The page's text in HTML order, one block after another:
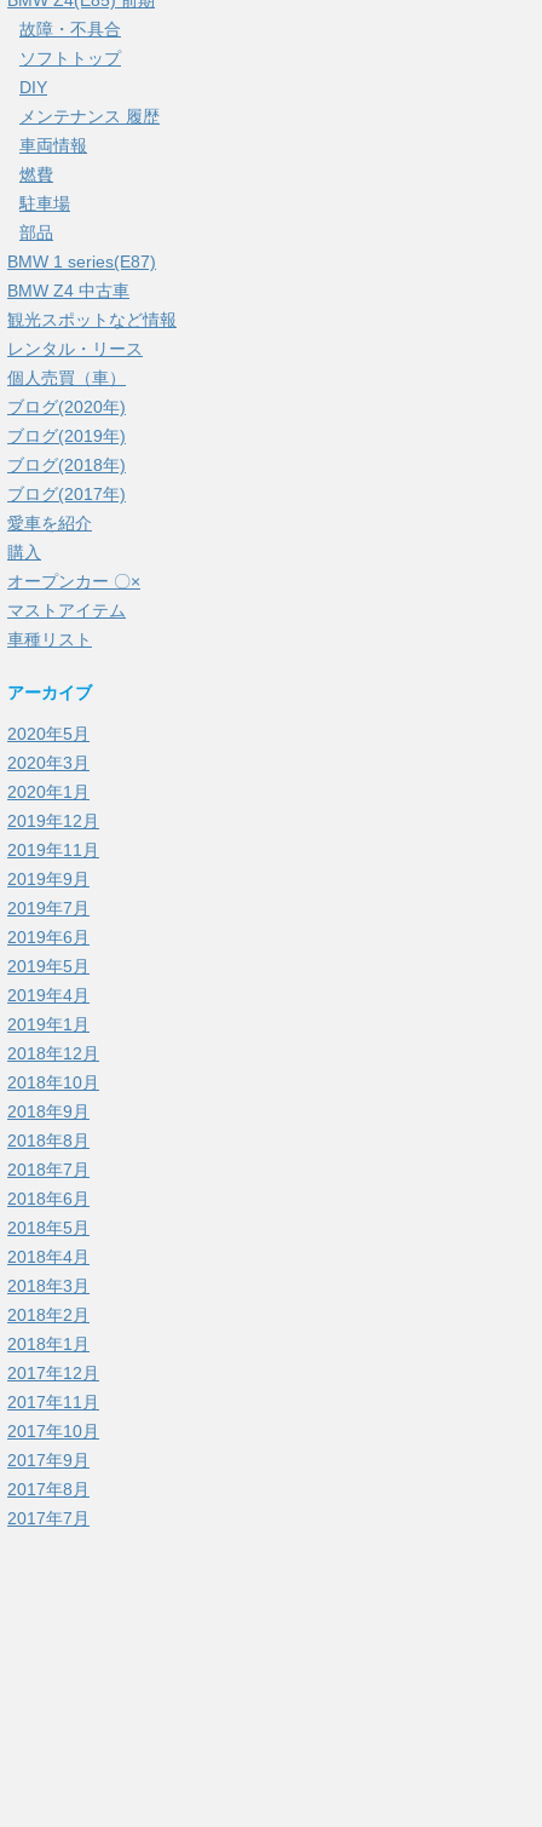
故障・不具合
ソフトトップ
DIY
メンテナンス 履歴
車両情報
燃費
駐車場
部品
BMW 1 series(E87)
BMW Z4 中古車
観光スポットなど情報
レンタル・リース
個人売買（車）
ブログ(2020年)
ブログ(2019年)
ブログ(2018年)
ブログ(2017年)
愛車を紹介
購入
オープンカー 〇×
マストアイテム
車種リスト
アーカイブ
2020年5月
2020年3月
2020年1月
2019年12月
2019年11月
2019年9月
2019年7月
2019年6月
2019年5月
2019年4月
2019年1月
2018年12月
2018年10月
2018年9月
2018年8月
2018年7月
2018年6月
2018年5月
2018年4月
2018年3月
2018年2月
2018年1月
2017年12月
2017年11月
2017年10月
2017年9月
2017年8月
2017年7月